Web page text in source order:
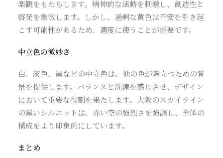
楽観をもたらします。精神的な活動を刺激し、創造性と
啓発を象徴します。しかし、過剰な黄色は不安を引き起
こす可能性があるため、適度に使うことが重要です。
中立色の微妙さ
白、灰色、黒などの中立色は、他の色が際立つための背
景を提供します。バランスと洗練を感じさせ、デザイン
において重要な役割を果たします。大阪のスカイライン
の黒いシルエットは、赤い空の強烈さを強調し、全体の
構成をより印象的にしています。
まとめ